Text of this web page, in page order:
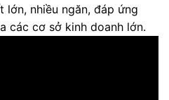
nhiều ngăn, đáp ứng
các cơ sở kinh doanh lớn.